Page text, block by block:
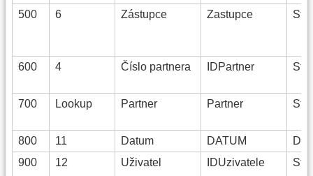
500
6 Zástupce Zastupce
600 4 Číslo partnera IDPartner
700 Lookup Partner Partner
800 11 Datum DATUM
900
12 Uživatel IDUzivatele